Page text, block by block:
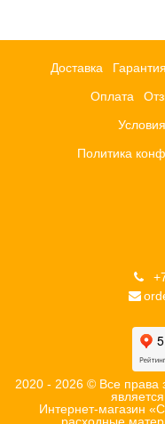
Доставка Гарантия
Оплата
Политика
2020 - 2026 © Все
Интернет-магазин